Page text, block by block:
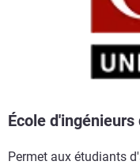
École
Permet aux étudiants